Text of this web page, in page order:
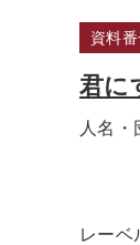
資料
君に
人名・
レーベ